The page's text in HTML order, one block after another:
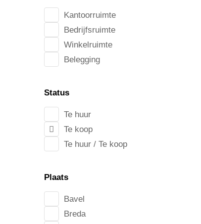
Kantoorruimte
Bedrijfsruimte
Winkelruimte
Belegging
Status
Te huur
Te koop
Te huur / Te koop
Plaats
Bavel
Breda